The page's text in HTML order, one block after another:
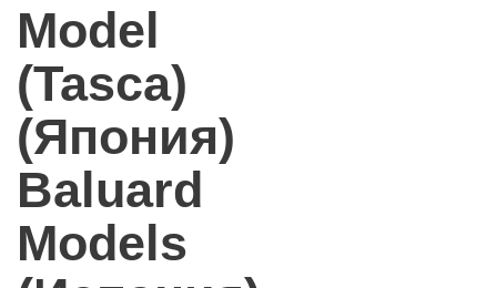
Model
(Tasca)
(Япония)
Baluard
Models